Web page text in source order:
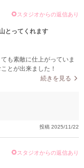
スタジオからの返信あり
とってくれます
も素敵に仕上がっていま
とが出来ました！
続きを見る
投稿 2025/11/22
スタジオからの返信あり